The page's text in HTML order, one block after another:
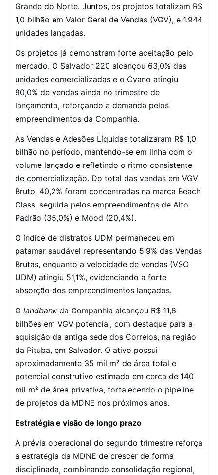
Grande do Norte. Juntos, os projetos totalizam R$
1,0 bilhão em Valor Geral de Vendas (VGV), e 1.944
unidades lançadas.
Os projetos já demonstram forte aceitação pelo
mercado. O Salvador 220 alcançou 63,0% das
unidades comercializadas e o Cyano atingiu
90,0% de vendas ainda no trimestre de
lançamento, reforçando a demanda pelos
empreendimentos da Companhia.
As Vendas e Adesões Líquidas totalizaram R$ 1,0
bilhão no período, mantendo-se em linha com o
volume lançado e refletindo o ritmo consistente
de comercialização. Do total das vendas em VGV
Bruto, 40,2% foram concentradas na marca Beach
Class, seguida pelos empreendimentos de Alto
Padrão (35,0%) e Mood (20,4%).
O índice de distratos UDM permaneceu em
patamar saudável representando 5,9% das Vendas
Brutas, enquanto a velocidade de vendas (VSO
UDM) atingiu 51,1%, evidenciando a forte
absorção dos empreendimentos lançados.
O landbank da Companhia alcançou R$ 11,8
bilhões em VGV potencial, com destaque para a
aquisição da antiga sede dos Correios, na região
da Pituba, em Salvador. O ativo possui
aproximadamente 35 mil m² de área total e
potencial construtivo estimado em cerca de 140
mil m² de área privativa, fortalecendo o pipeline
de projetos da MDNE nos próximos anos.
Estratégia e visão de longo prazo
A prévia operacional do segundo trimestre reforça
a estratégia da MDNE de crescer de forma
disciplinada, combinando consolidação regional,